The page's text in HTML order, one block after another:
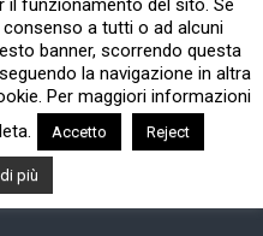
funzionamento del sito. Se
a tutti o ad alcuni
banner, scorrendo questa
la navigazione in altra
Per maggiori informazioni
Accetto Reject
più